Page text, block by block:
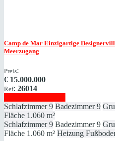
Camp de Mar Einzigartige
Meerzugang
Preis:
€ 15.000.000
Ref: 26014
Schlafzimmer 9 Badezimmer 9
Fläche 1.060 m²
Schlafzimmer 9 Badezimmer 9
Fläche 1.060 m² Heizung